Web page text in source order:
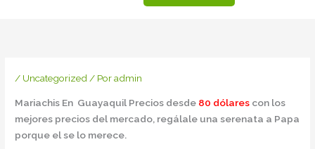
/ Uncategorized/ Poradmin
Mariachis En Guayaquil Precios desde 80 dólares con los
mejores precios del mercado, regálale una serenata a Papa
porque el se lo merece.